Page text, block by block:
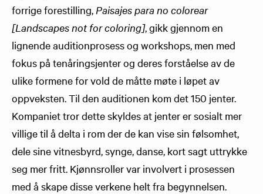
forrige forestilling, Paisajes para no colorear
[Landscapes not for coloring], gikk gjennom en
lignende auditionprosess og workshops, men med
fokus på tenåringsjenter og deres forståelse av de
ulike formene for vold de måtte møte i løpet av
oppveksten. Til den auditionen kom det 150 jenter.
Kompaniet tror dette skyldes at jenter er sosialt mer
villige til å delta i rom der de kan vise sin følsomhet,
dele sine vitnesbyrd, synge, danse, kort sagt uttrykke
seg mer fritt. Kjønnsroller var involvert i prosessen
med å skape disse verkene helt fra begynnelsen.